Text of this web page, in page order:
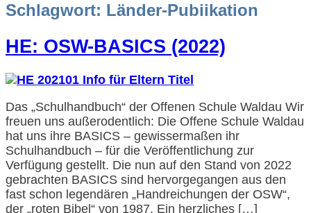
Schlagwort: Länder-Pubiikation
HE: OSW-BASICS (2022)
Das „Schulhandbuch“ der Offenen Schule Waldau Wir
freuen uns außerodentlich: Die Offene Schule Waldau
hat uns ihre BASICS – gewissermaßen ihr
Schulhandbuch – für die Veröffentlichung zur
Verfügung gestellt. Die nun auf den Stand von 2022
gebrachten BASICS sind hervorgegangen aus den
fast schon legendären „Handreichungen der OSW“,
der „roten Bibel“ von 1987. Ein herzliches […]